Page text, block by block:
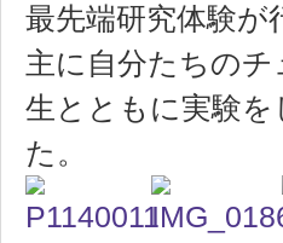
最先端研究体験
主に自分たちの
生とともに実験
た。